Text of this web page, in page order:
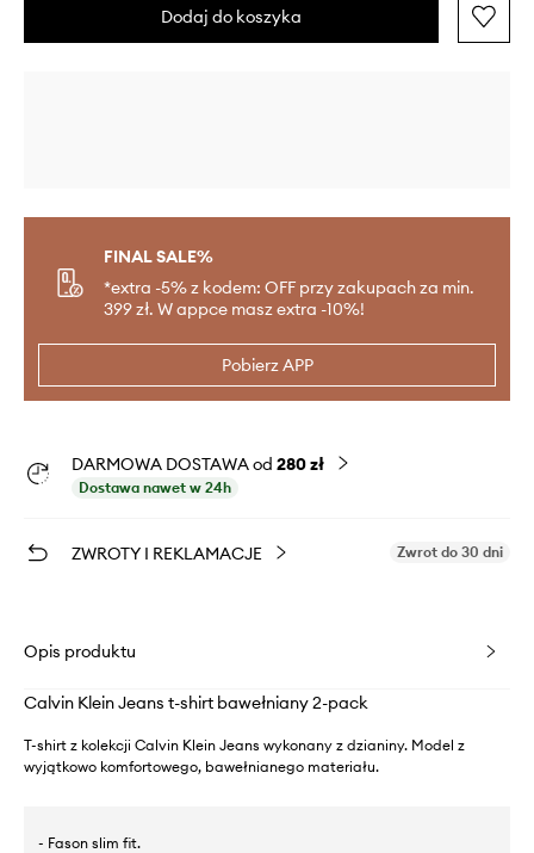
Dodaj do koszyka
FINAL SALE%
*extra -5% z kodem: OFF przy zakupach za min.
399 zł. W appce masz extra -10%!
Pobierz APP
DARMOWA DOSTAWA od 280 zł
Dostawa nawet w 24h
ZWROTY I REKLAMACJE Zwrot do 30 dni
Opis produktu
Calvin Klein Jeans t-shirt bawełniany 2-pack
T-shirt z kolekcji Calvin Klein Jeans wykonany z dzianiny. Model z
wyjątkowo komfortowego, bawełnianego materiału.
- Fason slim fit.